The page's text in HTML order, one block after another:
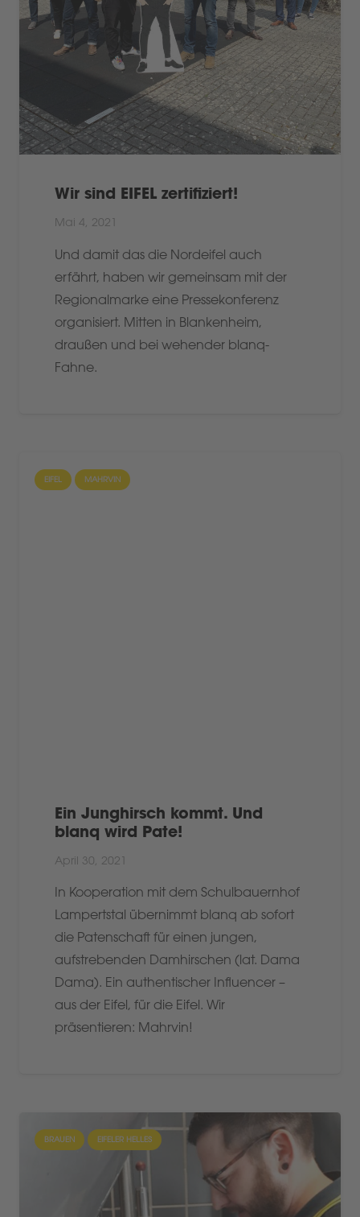
Wir sind EIFEL zertifiziert!
Mai 4, 2021
Und damit das die Nordeifel auch
erfährt, haben wir gemeinsam mit der
Regionalmarke eine Pressekonferenz
organisiert. Mitten in Blankenheim,
draußen und bei wehender blanq-
Fahne.
EIFEL MAHRVIN
Ein Junghirsch kommt. Und
blanq wird Pate!
April 30, 2021
In Kooperation mit dem Schulbauernhof
Lampertstal übernimmt blanq ab sofort
die Patenschaft für einen jungen,
aufstrebenden Damhirschen (lat. Dama
Dama). Ein authentischer Influencer –
aus der Eifel, für die Eifel. Wir
präsentieren: Mahrvin!
BRAUEN EIFELER HELLES